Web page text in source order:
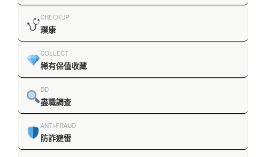
CHECKUP
璞康
COLLECT
稀有保值收藏
DD
盡職調查
ANTI-FRAUD
防詐避雷